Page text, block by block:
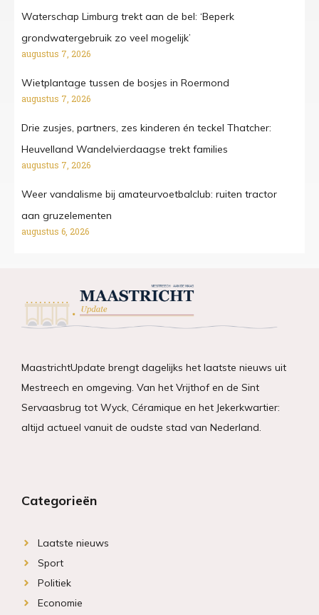
Waterschap Limburg trekt aan de bel: ‘Beperk
grondwatergebruik zo veel mogelijk’
augustus 7, 2026
Wietplantage tussen de bosjes in Roermond
augustus 7, 2026
Drie zusjes, partners, zes kinderen én teckel Thatcher:
Heuvelland Wandelvierdaagse trekt families
augustus 7, 2026
Weer vandalisme bij amateurvoetbalclub: ruiten tractor
aan gruzelementen
augustus 6, 2026
MaastrichtUpdate brengt dagelijks het laatste nieuws uit
Mestreech en omgeving. Van het Vrijthof en de Sint
Servaasbrug tot Wyck, Céramique en het Jekerkwartier:
altijd actueel vanuit de oudste stad van Nederland.
Categorieën
Laatste nieuws
Sport
Politiek
Economie